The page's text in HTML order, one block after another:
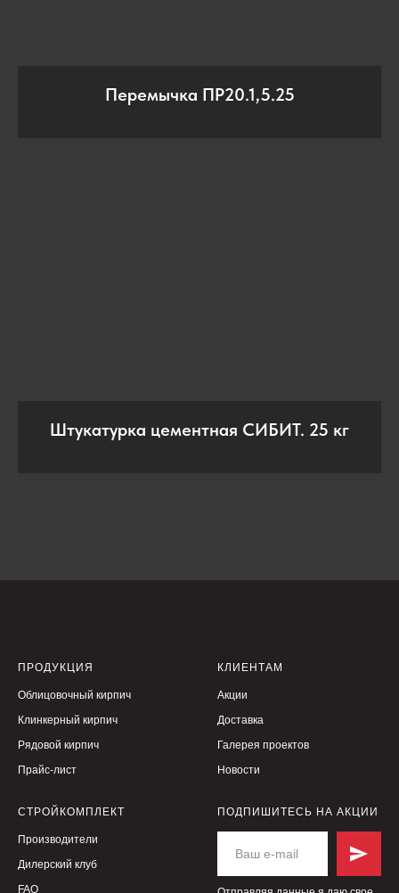
Перемычка ПР20.1,5.25
Штукатурка цементная СИБИТ. 25 кг
ПРОДУКЦИЯ
Облицовочный кирпич
Клинкерный кирпич
Рядовой кирпич
Прайс-лист
КЛИЕНТАМ
Акции
Доставка
Галерея проектов
Новости
СТРОЙКОМПЛЕКТ
Производители
Дилерский клуб
FAQ
ПОДПИШИТЕСЬ НА АКЦИИ